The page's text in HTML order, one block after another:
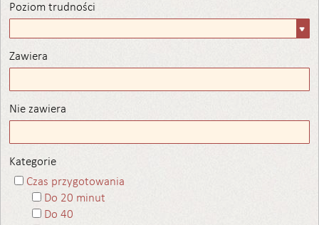
Poziom trudności
trudności
Zawiera
Nie zawiera
Kategorie
Czas przygotowania
Do 20 minut
Do 40